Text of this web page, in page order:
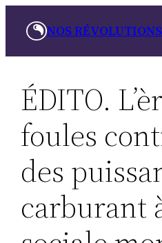
NOS RÉVOLUTIONS
ÉDITO.
foules
des
carburant